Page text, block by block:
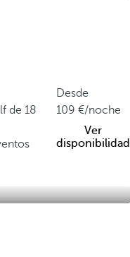
de 18
Desde
109
/noche
Ver
disponibilidad